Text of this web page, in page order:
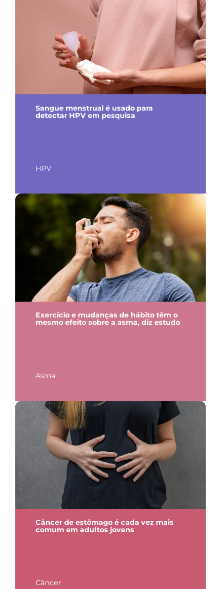
Sangue menstrual é usado para
detectar HPV em pesquisa
HPV
Exercício e mudanças de hábito têm o
mesmo efeito sobre a asma, diz estudo
Asma
Câncer de estômago é cada vez mais
comum em adultos jovens
Câncer